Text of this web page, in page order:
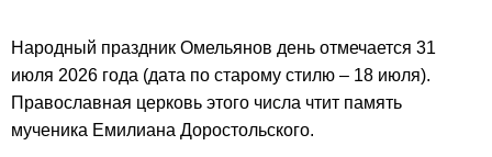
Народный праздник Омельянов день отмечается 31
июля 2026 года (дата по старому стилю – 18 июля).
Православная церковь этого числа чтит память
мученика Емилиана Доростольского.